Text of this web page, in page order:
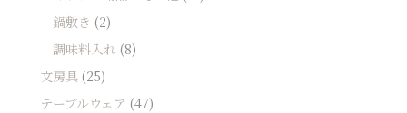
鍋敷き (2)
調味料入れ (8)
文房具 (25)
テーブルウェア (47)